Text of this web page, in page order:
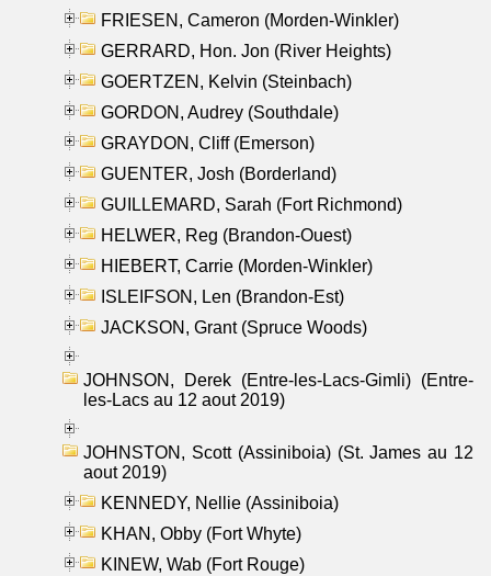
FRIESEN, Cameron (Morden-Winkler)
GERRARD, Hon. Jon (River Heights)
GOERTZEN, Kelvin (Steinbach)
GORDON, Audrey (Southdale)
GRAYDON, Cliff (Emerson)
GUENTER, Josh (Borderland)
GUILLEMARD, Sarah (Fort Richmond)
HELWER, Reg (Brandon-Ouest)
HIEBERT, Carrie (Morden-Winkler)
ISLEIFSON, Len (Brandon-Est)
JACKSON, Grant (Spruce Woods)
JOHNSON, Derek (Entre-les-Lacs-Gimli) (Entre-
les-Lacs au 12 aout 2019)
JOHNSTON, Scott (Assiniboia) (St. James au 12
aout 2019)
KENNEDY, Nellie (Assiniboia)
KHAN, Obby (Fort Whyte)
KINEW, Wab (Fort Rouge)